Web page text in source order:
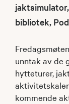
bibliotek,
unntak av de
hytteturer,
kommende